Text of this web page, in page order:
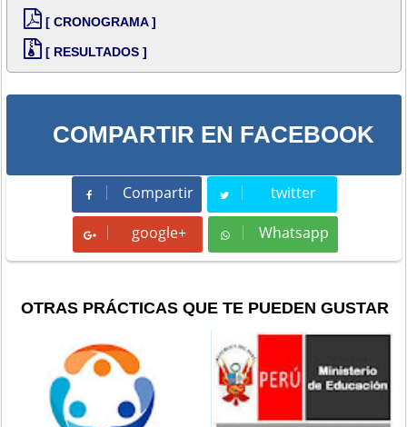
[ CRONOGRAMA ]
[ RESULTADOS ]
COMPARTIR EN FACEBOOK
Compartir
Compartir twitter
Tweet
google+ Whatsapp
Whatsapp
OTRAS PRÁCTICAS QUE TE PUEDEN GUSTAR